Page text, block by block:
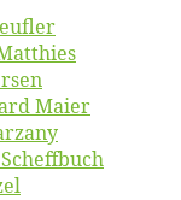
Maier